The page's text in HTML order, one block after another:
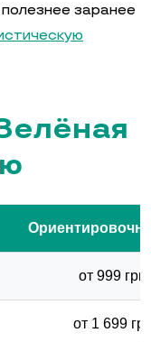
заранее
от 999 грн
от 1 699